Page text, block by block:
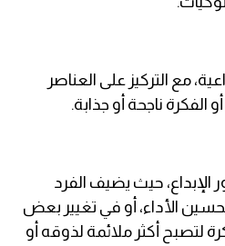
مع التركيز على العناصر
الفكرة ناجحة أو جذابة.
الإبداع، حيث يضيف الفرد
الأداء، أو في تغيير بعض
لتصبح أكثر ملائمة لذوقه أو